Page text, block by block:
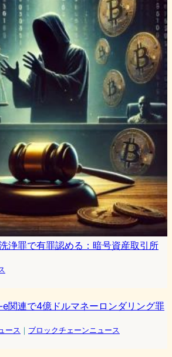
浄罪で有罪認める：暗号資産取引所
関連で4億ドルマネーロンダリング罪
ース ｜ ブロックチェーンニュース